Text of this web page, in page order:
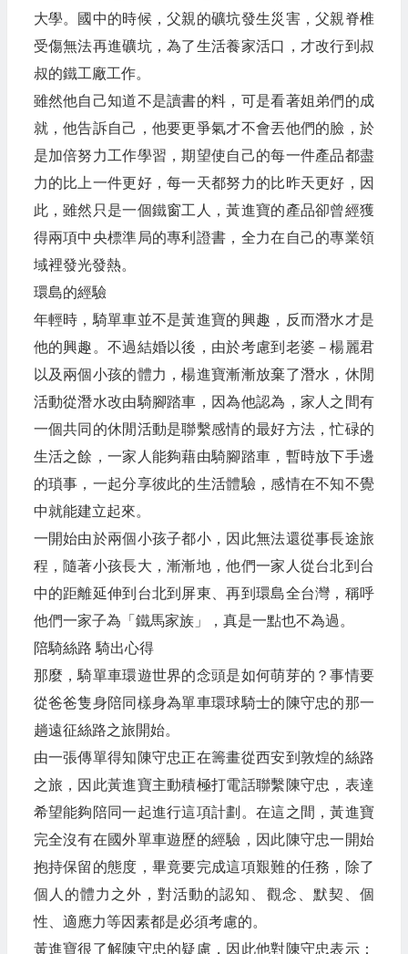
大學。國中的時候，父親的礦坑發生災害，父親脊椎
受傷無法再進礦坑，為了生活養家活口，才改行到叔
叔的鐵工廠工作。
雖然他自己知道不是讀書的料，可是看著姐弟們的成
就，他告訴自己，他要更爭氣才不會丟他們的臉，於
是加倍努力工作學習，期望使自己的每一件產品都盡
力的比上一件更好，每一天都努力的比昨天更好，因
此，雖然只是一個鐵窗工人，黃進寶的產品卻曾經獲
得兩項中央標準局的專利證書，全力在自己的專業領
域裡發光發熱。
環島的經驗
年輕時，騎單車並不是黃進寶的興趣，反而潛水才是
他的興趣。不過結婚以後，由於考慮到老婆－楊麗君
以及兩個小孩的體力，楊進寶漸漸放棄了潛水，休閒
活動從潛水改由騎腳踏車，因為他認為，家人之間有
一個共同的休閒活動是聯繫感情的最好方法，忙碌的
生活之餘，一家人能夠藉由騎腳踏車，暫時放下手邊
的瑣事，一起分享彼此的生活體驗，感情在不知不覺
中就能建立起來。
一開始由於兩個小孩子都小，因此無法還從事長途旅
程，隨著小孩長大，漸漸地，他們一家人從台北到台
中的距離延伸到台北到屏東、再到環島全台灣，稱呼
他們一家子為「鐵馬家族」，真是一點也不為過。
陪騎絲路 騎出心得
那麼，騎單車環遊世界的念頭是如何萌芽的？事情要
從爸爸隻身陪同樣身為單車環球騎士的陳守忠的那一
趟遠征絲路之旅開始。
由一張傳單得知陳守忠正在籌畫從西安到敦煌的絲路
之旅，因此黃進寶主動積極打電話聯繫陳守忠，表達
希望能夠陪同一起進行這項計劃。在這之間，黃進寶
完全沒有在國外單車遊歷的經驗，因此陳守忠一開始
抱持保留的態度，畢竟要完成這項艱難的任務，除了
個人的體力之外，對活動的認知、觀念、默契、個
性、適應力等因素都是必須考慮的。
黃進寶很了解陳守忠的疑慮，因此他對陳守忠表示：